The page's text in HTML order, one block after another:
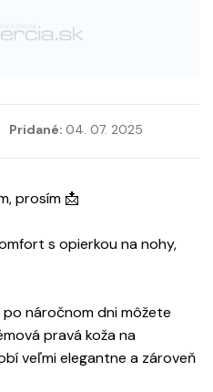
Pridané: 04. 07. 2025
prosím 📩
s opierkou na nohy,
náročnom dni môžete
pravá koža na
veľmi elegantne a zároveň